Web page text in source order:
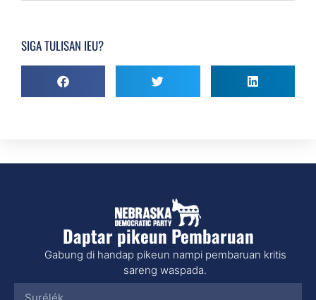
SIGA TULISAN IEU?
Daptar pikeun Pembaruan
Gabung di handap pikeun nampi pembaruan kritis
sareng waspada.